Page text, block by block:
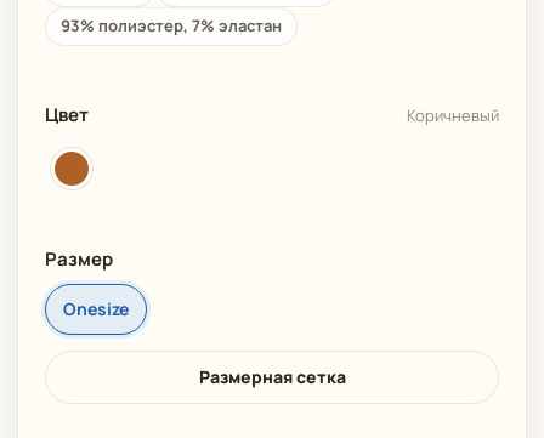
93% полиэстер, 7% эластан
Цвет Коричневый
Размер
Onesize
Размерная сетка